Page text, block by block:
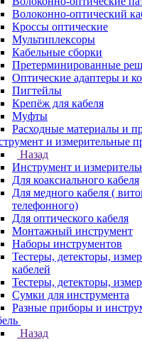
Волоконно-оптический
Кроссы оптические
Мультиплексоры
Кабельные сборки
Претерминированные
Оптические адаптеры и
Пигтейлы
Крепёж для кабеля
Муфты
Расходные материалы и
и измерительные
Назад
Инструмент и
Для коаксиального кабеля
Для медного кабеля (
телефонного)
Для оптического кабеля
Монтажный инструмент
Наборы инструментов
Тестеры, детекторы,
кабелей
Тестеры, детекторы,
Сумки для инструмента
Разные приборы и
Назад